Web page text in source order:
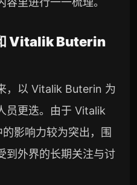
Vitalik Buterin
，以 Vitalik Buterin 为
员更迭。由于 Vitalik
影响力较为突出，围
到外界的长期关注与讨